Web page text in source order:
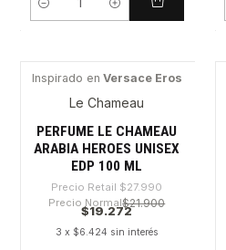
Cantidad
Inspirado en Versace Eros
Le Chameau
PERFUME LE CHAMEAU
ARABIA HEROES UNISEX
EDP 100 ML
Precio Retail $27.990
Precio Normal$21.900
$19.272
3 x $6.424 sin interés